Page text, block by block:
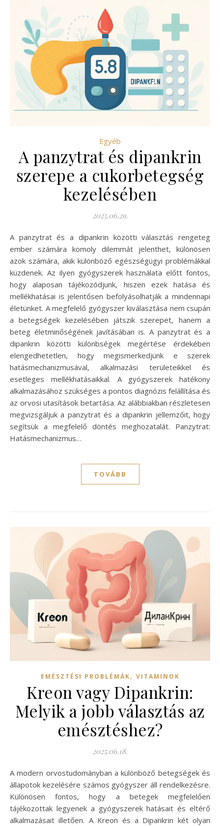
Egyéb
A panzytrat és dipankrin
szerepe a cukorbetegség
kezelésében
2025.06.29.
A panzytrat és a dipankrin közötti választás rengeteg
ember számára komoly dilemmát jelenthet, különösen
azok számára, akik különböző egészségügyi problémákkal
küzdenek. Az ilyen gyógyszerek használata előtt fontos,
hogy alaposan tájékozódjunk, hiszen ezek hatása és
mellékhatásai is jelentősen befolyásolhatják a mindennapi
életünket. A megfelelő gyógyszer kiválasztása nem csupán
a betegségek kezelésében játszik szerepet, hanem a
beteg életminőségének javításában is. A panzytrat és a
dipankrin közötti különbségek megértése érdekében
elengedhetetlen, hogy megismerkedjünk e szerek
hatásmechanizmusával, alkalmazási területeikkel és
esetleges mellékhatásaikkal. A gyógyszerek hatékony
alkalmazásához szükséges a pontos diagnózis felállítása és
az orvosi utasítások betartása. Az alábbiakban részletesen
megvizsgáljuk a panzytrat és a dipankrin jellemzőit, hogy
segítsük a megfelelő döntés meghozatalát. Panzytrat:
Hatásmechanizmus…
TOVÁBB
EMÉSZTÉSI PROBLÉMÁK, VITAMINOK
Kreon vagy Dipankrin:
Melyik a jobb választás az
emésztéshez?
2025.06.18.
A modern orvostudományban a különböző betegségek és
állapotok kezelésére számos gyógyszer áll rendelkezésre.
Különösen fontos, hogy a betegek megfelelően
tájékozottak legyenek a gyógyszerek hatásait és eltérő
alkalmazásait illetően. A Kreon és a Dipankrin két olyan